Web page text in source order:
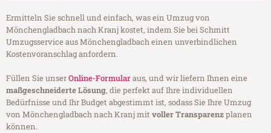
Ermitteln Sie schnell und einfach, was ein Umzug von
Mönchengladbach nach Kranj kostet, indem Sie bei Schmitt
Umzugsservice aus Mönchengladbach einen unverbindlichen
Kostenvoranschlag anfordern.
Füllen Sie unserOnline-Formularaus, und wir liefern Ihnen eine
maßgeschneiderte Lösung, die perfekt auf Ihre individuellen
Bedürfnisse und Ihr Budget abgestimmt ist, sodass Sie Ihre Umzug
von Mönchengladbach nach Kranj mitvoller Transparenzplanen
können.